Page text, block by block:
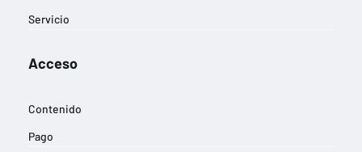
Servicio
Acceso
Contenido
Pago